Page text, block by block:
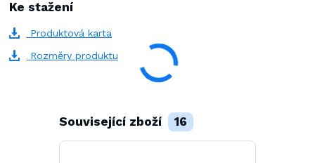
Ke stažení
Produktová karta
Rozměry produktu
Související zboží 16